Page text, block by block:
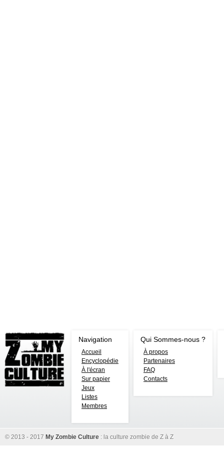
Navigation
Accueil
Encyclopédie
À l'écran
Sur papier
Jeux
Listes
Membres
Qui Sommes-nous ?
À propos
Partenaires
FAQ
Contacts
© 2013 - 2017 My Zombie Culture : la culture zombie de Z à Z